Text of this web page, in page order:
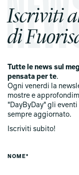
Iscriviti
di
Tutte le news sul
pensata per te.
Ogni venerdi la
mostre e
"DayByDay" gli
sempre aggiornato.
Iscriviti subito!
NOME*